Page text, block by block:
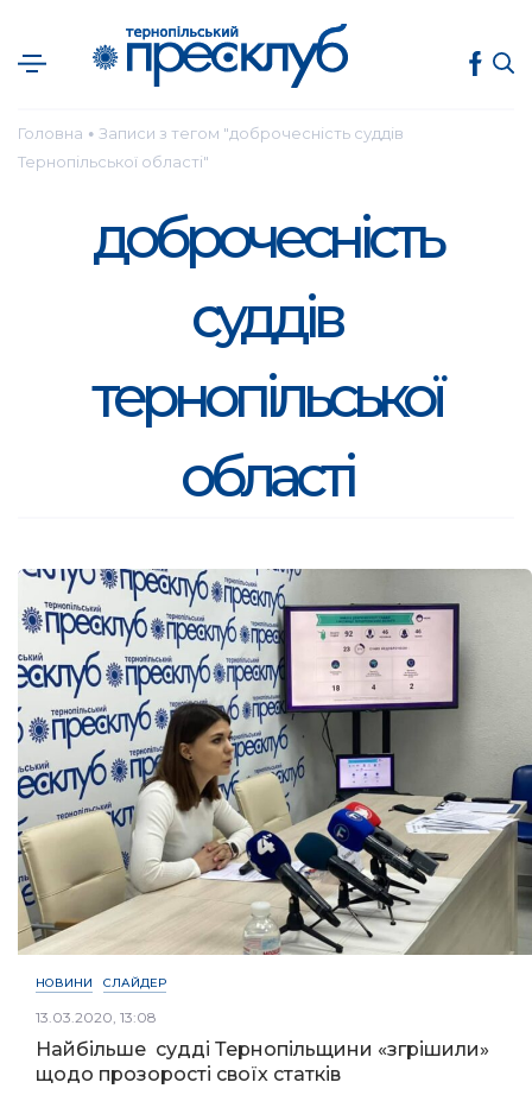
Головна ● Записи з тегом "доброчесність суддів
Тернопільської області"
доброчесність
суддів
тернопільської
області
НОВИНИ СЛАЙДЕР
13.03.2020, 13:08
Найбільше судді Тернопільщини «згрішили»
щодо прозорості своїх статків